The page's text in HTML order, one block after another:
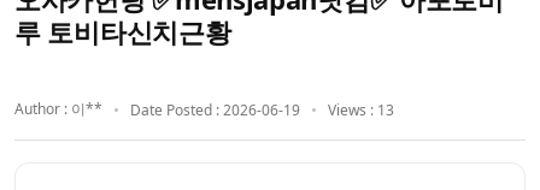
루 토비타신치근황
Author : 이** Date Posted : 2026-06-19 Views : 13